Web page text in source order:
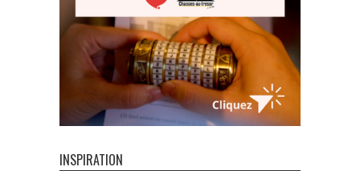
INSPIRATION